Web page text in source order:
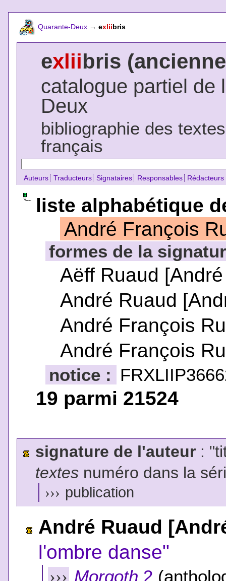
Quarante-Deux → exliibris
exliibris
catalogue partiel de
Deux
bibliographie des
français
Auteurs Traducteurs Signataires Responsables Rédacteurs
liste alphabétique
André François
formes de la
Aëff Ruaud
André Ruaud
André François
André François
notice :
19 parmi 21524
signature de l'auteur:
textesnuméro dans la
››› publication
André Ruaud
l'ombre danse"
››› Morgoth 2